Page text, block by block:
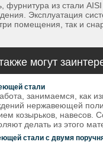
фурнитура из стали
Эксплуатация
помещения, так и
могут
стали
занимаемся, как
нержавеющей
козырьков, навесов.
делать из этого
стали с двумя